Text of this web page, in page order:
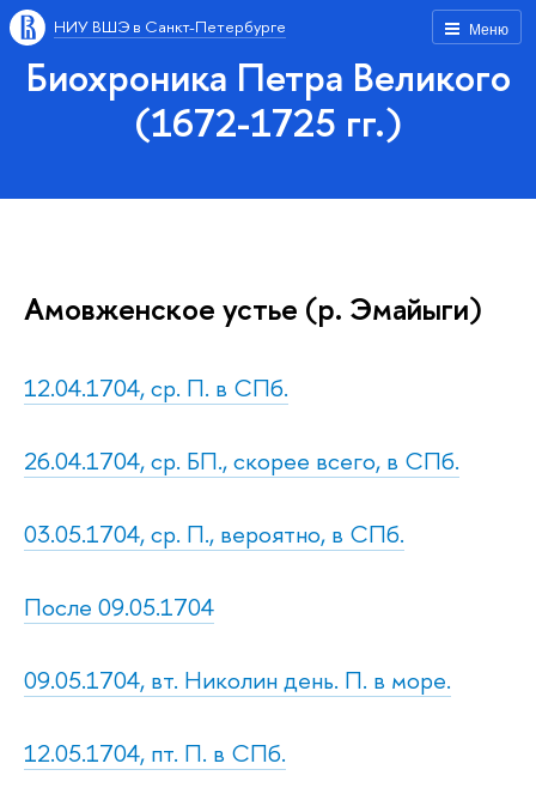
Меню
НИУ ВШЭ в Санкт-Петербурге
Биохроника Петра Великого
(1672-1725 гг.)
Амовженское устье (р. Эмайыги)
12.04.1704, ср. П. в СПб.
26.04.1704, ср. БП., скорее всего, в СПб.
03.05.1704, ср. П., вероятно, в СПб.
После 09.05.1704
09.05.1704, вт. Николин день. П. в море.
12.05.1704, пт. П. в СПб.